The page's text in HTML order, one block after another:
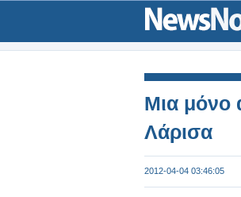
Μια μόνο
Λάρισα
2012-04-04 03:46:05